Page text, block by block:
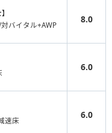
バイタル+AWP
8.0
6.0
速床
6.0